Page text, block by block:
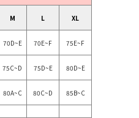
M L XL
70D~E 70E~F 75E~F
75C~D 75D~E 80D~E
80A~C 80C~D 85B~C